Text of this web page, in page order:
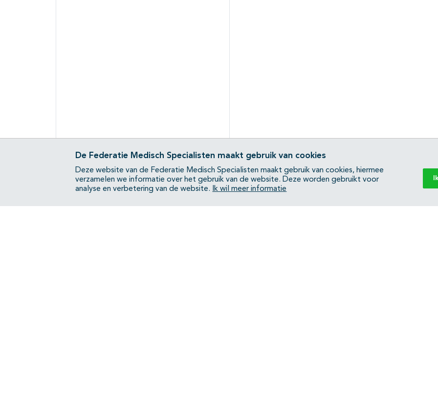
De Federatie Medisch Specialisten maakt gebruik van cookies
Deze website van de Federatie Medisch Specialisten maakt gebruik van cookies, hiermee
verzamelen we informatie over het gebruik van de website. Deze worden gebruikt voor
analyse en verbetering van de website.
Ik wil meer informatie